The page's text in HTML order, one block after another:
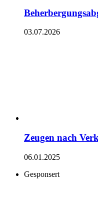
03.07.2026
Zeugen nach
06.01.2025
Gesponsert